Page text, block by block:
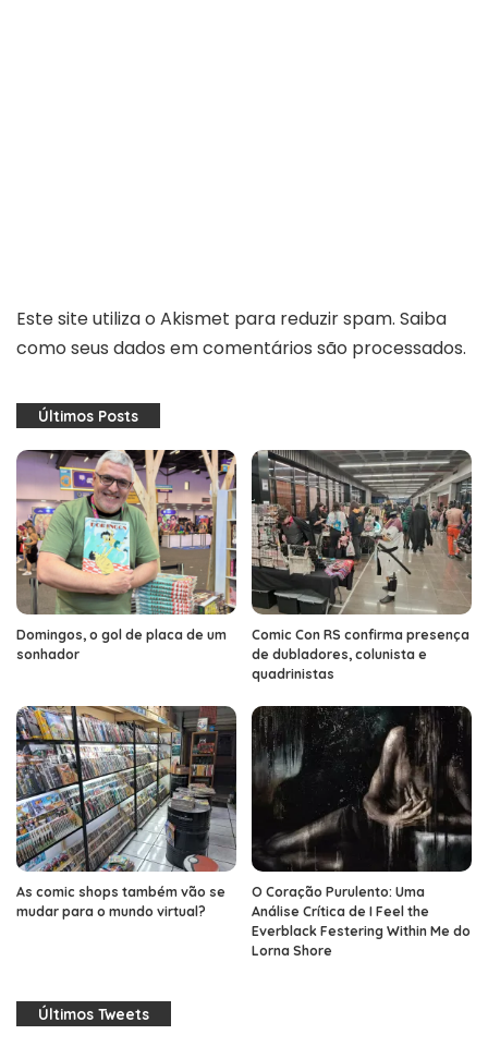
Este site utiliza o Akismet para reduzir spam. Saiba
como seus dados em comentários são processados.
Últimos Posts
Domingos, o gol de placa de um
sonhador
Comic Con RS confirma presença
de dubladores, colunista e
quadrinistas
As comic shops também vão se
mudar para o mundo virtual?
O Coração Purulento: Uma
Análise Crítica de I Feel the
Everblack Festering Within Me do
Lorna Shore
Últimos Tweets